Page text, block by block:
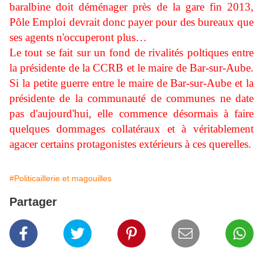
baralbine doit déménager près de la gare fin 2013,
Pôle Emploi devrait donc payer pour des bureaux que
ses agents n'occuperont plus…
Le tout se fait sur un fond de rivalités poltiques entre
la présidente de la CCRB et le maire de Bar-sur-Aube.
Si la petite guerre entre le maire de Bar-sur-Aube et la
présidente de la communauté de communes ne date
pas d'aujourd'hui, elle commence désormais à faire
quelques dommages collatéraux et à véritablement
agacer certains protagonistes extérieurs à ces querelles.
#Politicaillerie et magouilles
Partager